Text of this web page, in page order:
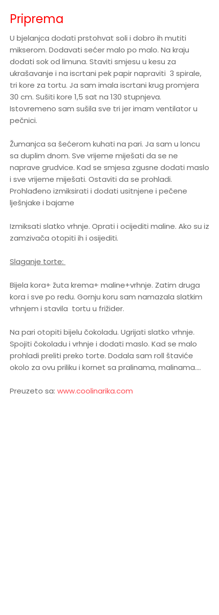
Priprema
U bjelanjca dodati prstohvat soli i dobro ih mutiti
mikserom. Dodavati sećer malo po malo. Na kraju
dodati sok od limuna. Staviti smjesu u kesu za
ukrašavanje i na iscrtani pek papir napraviti 3 spirale,
tri kore za tortu. Ja sam imala iscrtani krug promjera
30 cm. Sušiti kore 1,5 sat na 130 stupnjeva.
Istovremeno sam sušila sve tri jer imam ventilator u
pečnici.
Žumanjca sa šećerom kuhati na pari. Ja sam u loncu
sa duplim dnom. Sve vrijeme miješati da se ne
naprave grudvice. Kad se smjesa zgusne dodati maslo
i sve vrijeme miješati. Ostaviti da se prohladi.
Prohlađeno izmiksirati i dodati usitnjene i pečene
lješnjake i bajame
Izmiksati slatko vrhnje. Oprati i ocijediti maline. Ako su iz
zamzivača otopiti ih i osijediti.
Slaganje torte:
Bijela kora+ žuta krema+ maline+vrhnje. Zatim druga
kora i sve po redu. Gornju koru sam namazala slatkim
vrhnjem i stavila tortu u frižider.
Na pari otopiti bijelu čokoladu. Ugrijati slatko vrhnje.
Spojiti čokoladu i vrhnje i dodati maslo. Kad se malo
prohladi preliti preko torte. Dodala sam roll štaviće
okolo za ovu priliku i kornet sa pralinama, malinama....
Preuzeto sa: www.coolinarika.com